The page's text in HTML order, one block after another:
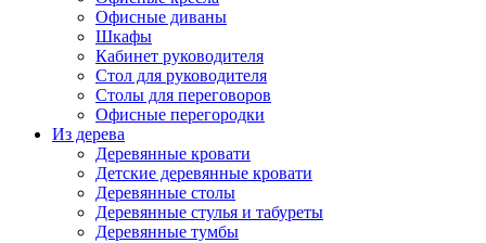
Офисные диваны
Шкафы
Кабинет руководителя
Стол для руководителя
Столы для переговоров
Офисные перегородки
Из дерева
Деревянные кровати
Детские деревянные кровати
Деревянные столы
Деревянные стулья и табуреты
Деревянные тумбы